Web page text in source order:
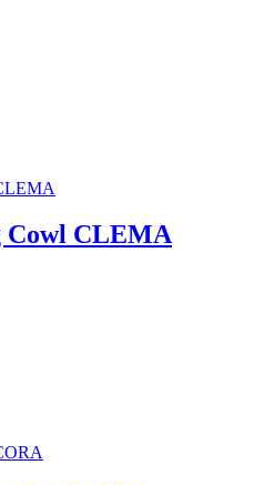
Cowl CLEMA